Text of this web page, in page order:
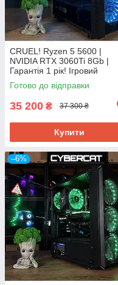
CRUEL! Ryzen 5 5600 |
NVIDIA RTX 3060Ti 8Gb |
Гарантія 1 рік! Ігровий
Компютер ПК від Магазин
CyberCat
Готово до відправки
35 200 ₴ 37 300 ₴
Купити
–6%